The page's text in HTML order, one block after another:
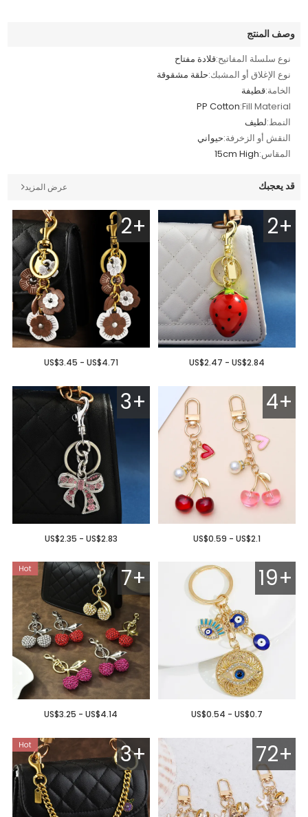
وصف المنتج
نوع سلسلة المفاتيح:قلادة مفتاح
نوع الإغلاق أو المشبك:حلقة مشقوقة
الخامة:قطيفة
Fill Material:
PP Cotton
النمط:لطيف
النقش أو الزخرفة:حيواني
المقاس:15cm High
قد يعجبك عرض المزيد
2+
US$2.47 - US$2.84
2+
US$3.45 - US$4.71
4+
US$0.59 - US$2.1
3+
US$2.35 - US$2.83
19+
US$0.54 - US$0.7
7+
US$3.25 - US$4.14
72+
3+